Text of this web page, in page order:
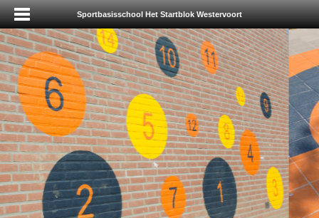
Sportbasisschool Het Startblok Westervoort